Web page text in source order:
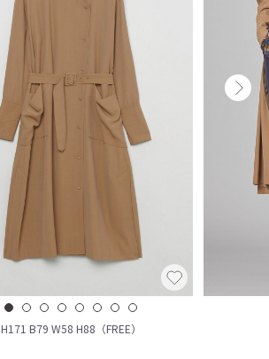
H171 B79 W58 H88（FREE）